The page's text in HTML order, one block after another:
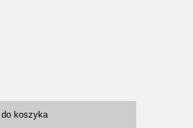
do koszyka